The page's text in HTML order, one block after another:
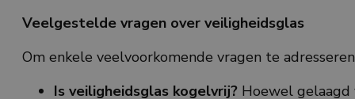
Veelgestelde vragen over veiligheidsglas
Om enkele veelvoorkomende vragen te
Is veiligheidsglas kogelvrij? Hoewel gelaagd